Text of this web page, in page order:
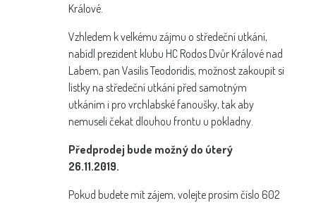
Králové.
Vzhledem k velkému zájmu o středeční utkání,
nabídl prezident klubu HC Rodos Dvůr Králové nad
Labem, pan Vasilis Teodoridis, možnost zakoupit si
lístky na středeční utkání před samotným
utkáním i pro vrchlabské fanoušky, tak aby
nemuseli čekat dlouhou frontu u pokladny.
Předprodej bude možný do úterý
26.11.2019.
Pokud budete mít zájem, volejte prosím číslo 602